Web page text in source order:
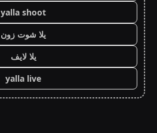
yalla shoot
يلا شوت زون
يلا لايف
yalla live